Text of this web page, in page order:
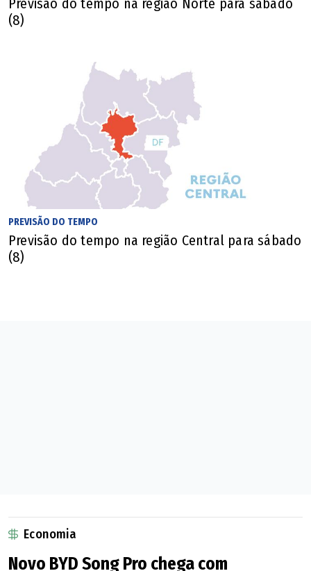
(8)
PREVISÃO DO TEMPO
Previsão do tempo na região Central para sábado
(8)
Economia
Novo BYD Song Pro chega com